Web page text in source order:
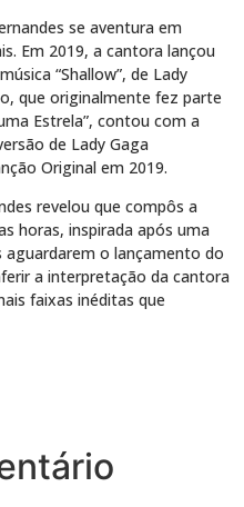
se aventura em
Em 2019, a cantora lançou
“Shallow”, de Lady
que originalmente fez parte
Estrela”, contou com a
de Lady Gaga
Original em 2019.
revelou que compôs a
horas, inspirada após uma
o lançamento do
a interpretação da cantora
faixas inéditas que